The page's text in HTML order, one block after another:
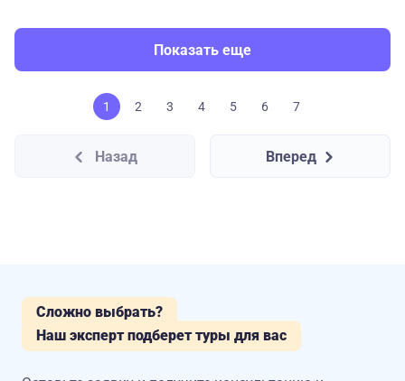
Показать еще
1 2 3 4 5 6 7
Назад Вперед
Сложно выбрать?
Наш эксперт подберет туры для вас